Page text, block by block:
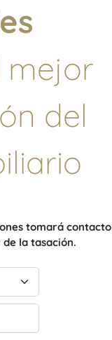
mejor
del
tomará contacto
la tasación.